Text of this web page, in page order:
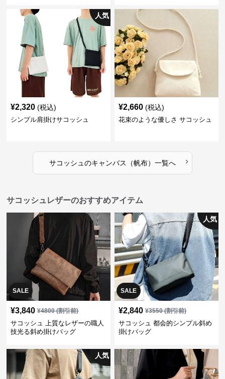
人気
¥2,320 (税込)
シンプル肩掛けサコッシュ
¥2,660 (税込)
花束のような優しさ サコッシュ
サコッシュ のキャンバス（帆布） 一覧へ ›
サコッシュレザーのおすすめアイテム
SALE
¥3,840 ¥4800(割引前)
サコッシュ 上質なレザーの職人
技光る斜め掛けバッグ
SALE
人気
¥2,840 ¥3550(割引前)
サコッシュ 都会的シンプル斜め
掛けバッグ
人気